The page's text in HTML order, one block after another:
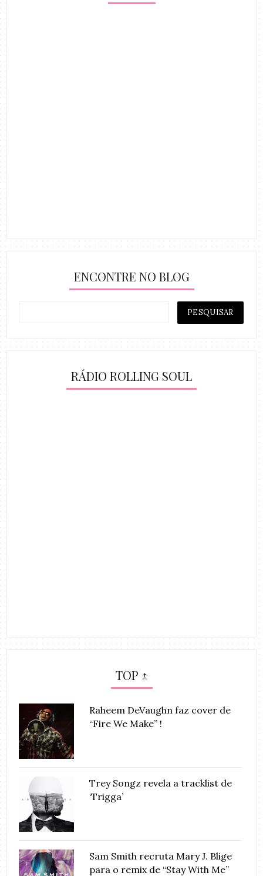
ENCONTRE NO BLOG
RÁDIO ROLLING SOUL
TOP ↑
Raheem DeVaughn faz cover de
“Fire We Make” !
Trey Songz revela a tracklist de
‘Trigga’
Sam Smith recruta Mary J. Blige
para o remix de “Stay With Me”